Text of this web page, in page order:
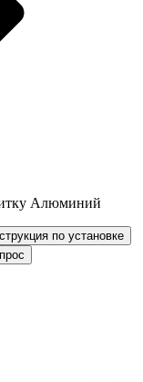
Алюминий
по установке